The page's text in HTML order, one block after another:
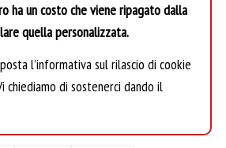
ha un costo che viene ripagato dalla
quella personalizzata.
l’informativa sul rilascio di cookie
chiediamo di sostenerci dando il